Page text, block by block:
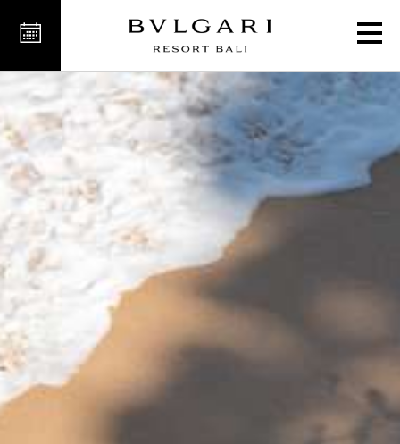
شاطئ استوائي مميّز في